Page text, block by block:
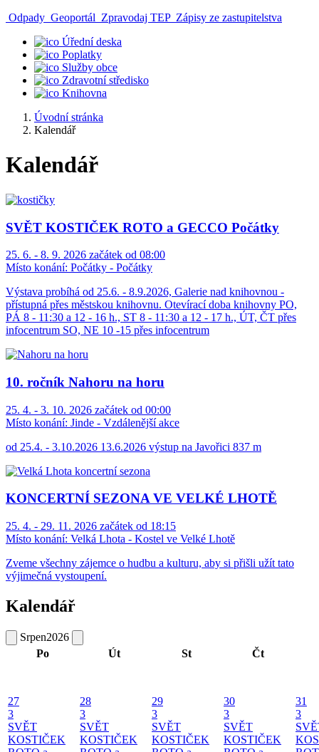
Odpady Geoportál Zpravodaj TEP Zápisy ze zastupitelstva
Úřední deska
Poplatky
Služby obce
Zdravotní středisko
Knihovna
Úvodní stránka
Kalendář
Kalendář
SVĚT KOSTIČEK ROTO a GECCO Počátky
25. 6. - 8. 9. 2026 začátek od 08:00
Místo konání: Počátky - Počátky
Výstava probíhá od 25.6. - 8.9.2026, Galerie nad knihovnou -
přístupná přes městskou knihovnu. Otevírací doba knihovny PO,
PÁ 8 - 11:30 a 12 - 16 h., ST 8 - 11:30 a 12 - 17 h., ÚT, ČT přes
infocentrum SO, NE 10 -15 přes infocentrum
10. ročník Nahoru na horu
25. 4. - 3. 10. 2026 začátek od 00:00
Místo konání: Jinde - Vzdálenější akce
od 25.4. - 3.10.2026 13.6.2026 výstup na Javořici 837 m
KONCERTNÍ SEZONA VE VELKÉ LHOTĚ
25. 4. - 29. 11. 2026 začátek od 18:15
Místo konání: Velká Lhota - Kostel ve Velké Lhotě
Zveme všechny zájemce o hudbu a kulturu, aby si přišli užít tato
výjimečná vystoupení.
Kalendář
Srpen2026
Po
Út St Čt
27
3
SVĚT
KOSTIČEK
28
3
SVĚT
KOSTIČEK
29
3
SVĚT
KOSTIČEK
30
3
SVĚT
KOSTIČEK
31
3